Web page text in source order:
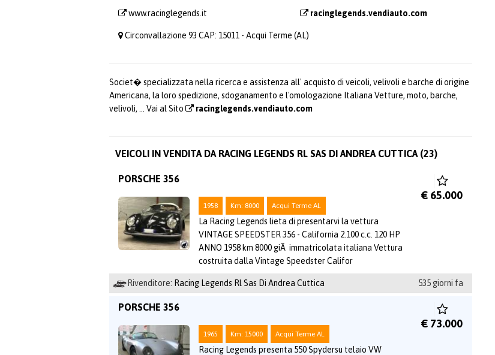
www.racinglegends.it racinglegends.vendiauto.com
Circonvallazione 93 CAP: 15011 - Acqui Terme (AL)
Societ� specializzata nella ricerca e assistenza all' acquisto di veicoli, velivoli e barche di origine
Americana, la loro spedizione, sdoganamento e l'omologazione Italiana Vetture, moto, barche,
velivoli, ... Vai al Sito
racinglegends.vendiauto.com
VEICOLI IN VENDITA DA RACING LEGENDS RL SAS DI ANDREA CUTTICA (23)
PORSCHE 356
1958 Km: 8000 Acqui Terme AL
La Racing Legends lieta di presentarvi la vettura
VINTAGE SPEEDSTER 356 - California 2.100 c.c. 120 HP
ANNO 1958 km 8000 giÃ immatricolata italiana Vettura
costruita dalla Vintage Speedster Califor
€ 65.000
Rivenditore: Racing Legends Rl Sas Di Andrea Cuttica 535 giorni fa
PORSCHE 356
1965 Km: 15000 Acqui Terme AL
Racing Legends presenta 550 Spydersu telaio VW
€ 73.000